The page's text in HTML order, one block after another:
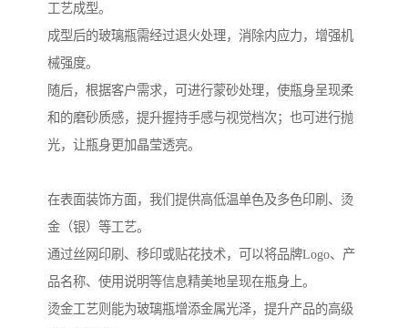
工艺成型。
成型后的玻璃瓶需经过退火处理，消除内应力，增强机
械强度。
随后，根据客户需求，可进行蒙砂处理，使瓶身呈现柔
和的磨砂质感，提升握持手感与视觉档次；也可进行抛
光，让瓶身更加晶莹透亮。
在表面装饰方面，我们提供高低温单色及多色印刷、烫
金（银）等工艺。
通过丝网印刷、移印或贴花技术，可以将品牌Logo、产
品名称、使用说明等信息精美地呈现在瓶身上。
烫金工艺则能为玻璃瓶增添金属光泽，提升产品的高级